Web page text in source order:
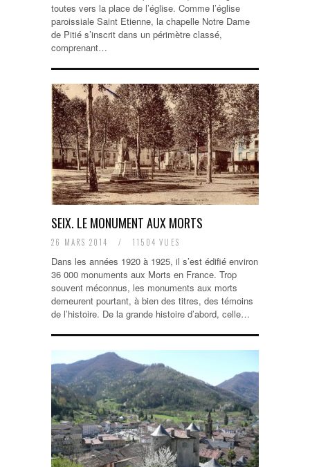
toutes vers la place de l’église. Comme l’église
paroissiale Saint Etienne, la chapelle Notre Dame
de Pitié s’inscrit dans un périmètre classé,
comprenant…
SEIX. LE MONUMENT AUX MORTS
26 MARS 2014 / 11504 VUES
Dans les années 1920 à 1925, il s’est édifié environ
36 000 monuments aux Morts en France. Trop
souvent méconnus, les monuments aux morts
demeurent pourtant, à bien des titres, des témoins
de l’histoire. De la grande histoire d’abord, celle…